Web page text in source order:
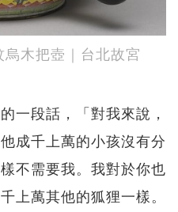
木把壺｜台北故宮
一段話，「對我來說，
成千上萬的小孩沒有分
不需要我。我對於你也
上萬其他的狐狸一樣。